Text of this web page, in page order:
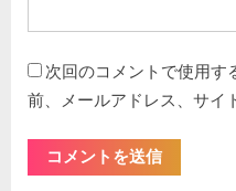
次回のコメントで使用す
前、メールアドレス、サイ